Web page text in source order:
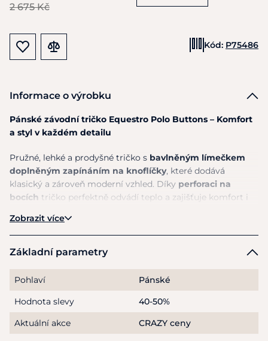
2 675 Kč
Kód: P75486
Informace o výrobku
Pánské závodní tričko Equestro Polo Buttons – Komfort
a styl v každém detailu
Pružné, lehké a prodyšné tričko s bavlněným límečkem
doplněným zapínáním na knoflíčky, které dodává
klasický a zároveň moderní vzhled. Díky perforaci na
bocích tričko perfektně odvádí teplo a zajišťuje komfort i
Bavlněný límeček s knoflíkovým zapínáním
Prodyšný materiál s perforací na bocích
Stylový a funkční doplněk do závodní výbavy
Equestro – když se funkčnost setkává s elegancí.
Materiál: 73% polyamid, 27% spandex; 95% polyamid, 5%
Zobrazit více
Základní parametry
Pohlaví
Pánské
Hodnota slevy
40-50%
Aktuální akce
CRAZY ceny